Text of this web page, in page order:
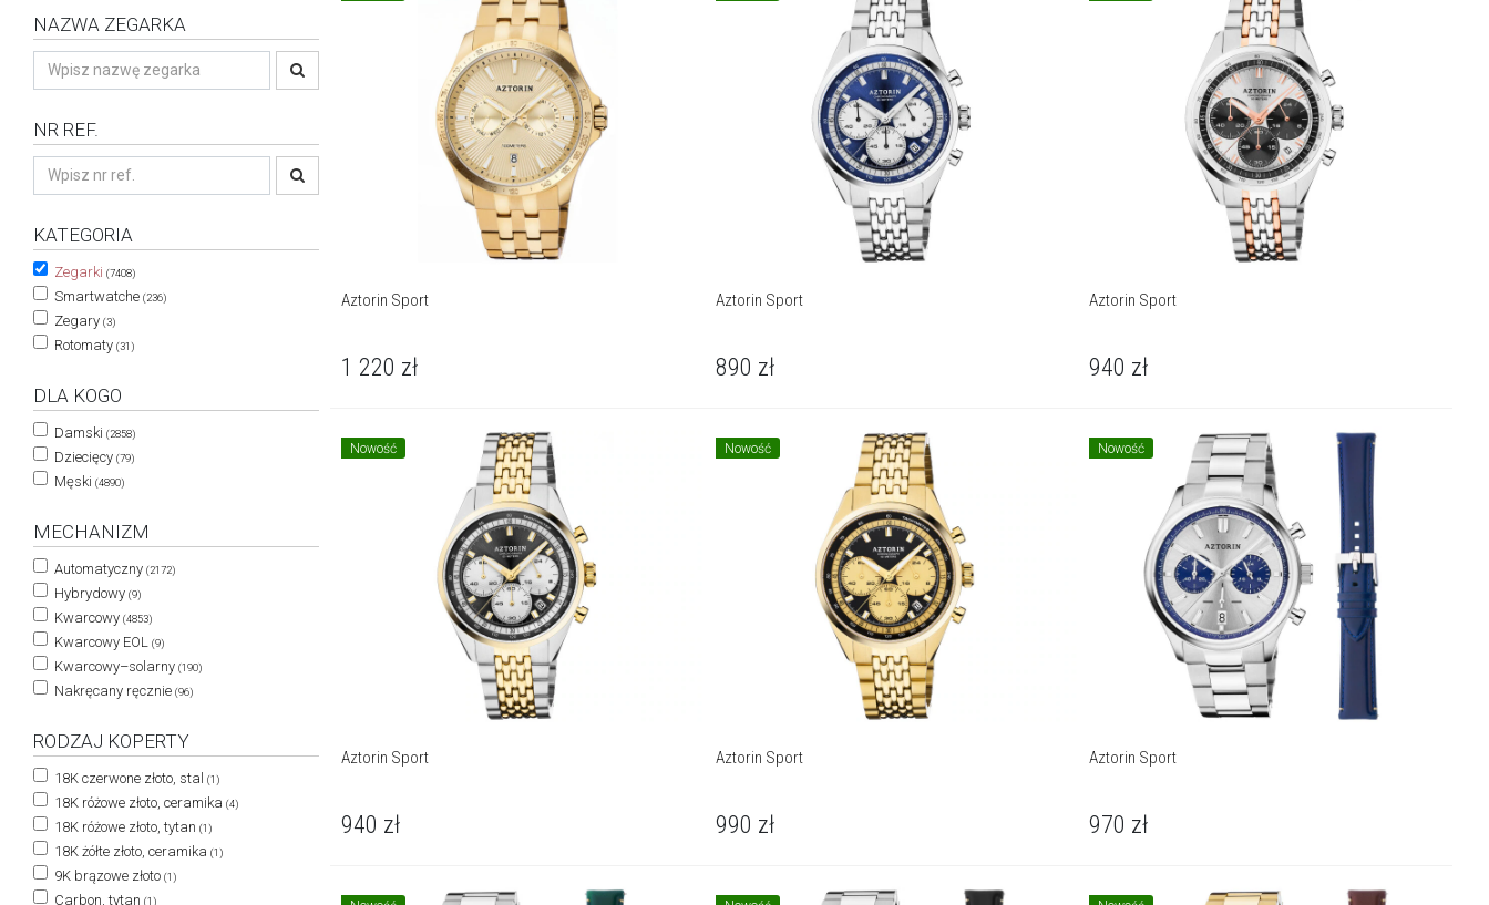
NAZWA ZEGARKA
NR REF.
KATEGORIA
Zegarki (7408)
Smartwatche (236)
Zegary (3)
Rotomaty (31)
DLA KOGO
Damski (2858)
Dziecięcy (79)
Męski (4890)
MECHANIZM
Automatyczny (2172)
Hybrydowy (9)
Kwarcowy (4853)
Kwarcowy EOL (9)
Kwarcowy–solarny (190)
Nakręcany ręcznie (96)
RODZAJ KOPERTY
18K czerwone złoto, stal (1)
18K różowe złoto, ceramika (4)
18K różowe złoto, tytan (1)
18K żółte złoto, ceramika (1)
9K brązowe złoto (1)
Carbon, tytan (1)
Aztorin Sport
1 220 zł
Aztorin Sport
890 zł
Aztorin Sport
940 zł
Nowość
Aztorin Sport
940 zł
Nowość
Aztorin Sport
990 zł
Nowość
Aztorin Sport
970 zł